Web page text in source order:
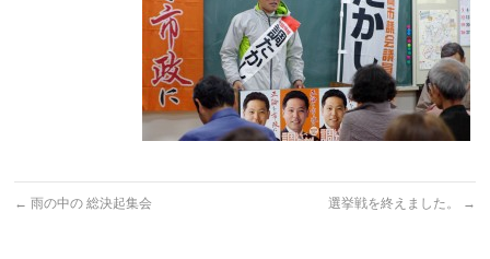
← 雨の中の 総決起集会 選挙戦を終えました。 →